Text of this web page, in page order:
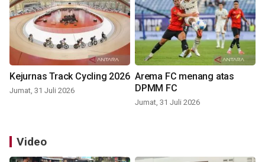
Kejurnas Track Cycling 2026
Jumat, 31 Juli 2026
Arema FC menang atas
DPMM FC
Jumat, 31 Juli 2026
Video